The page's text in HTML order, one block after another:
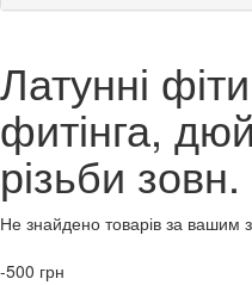
Латунні
фитінга,
різьби зовн.
Не знайдено товарів за вашим
-500 грн